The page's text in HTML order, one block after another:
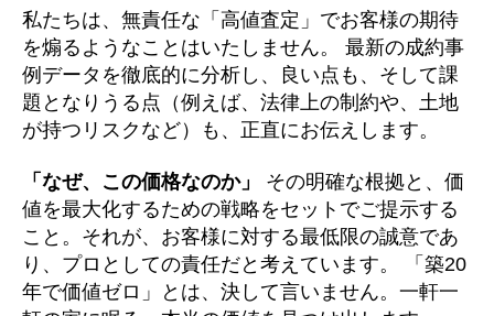
私たちは、無責任な「高値査定」でお客様の期待
を煽るようなことはいたしません。 最新の成約事
例データを徹底的に分析し、良い点も、そして課
題となりうる点（例えば、法律上の制約や、土地
が持つリスクなど）も、正直にお伝えします。
「なぜ、この価格なのか」
その明確な根拠と、価
値を最大化するための戦略をセットでご提示する
こと。それが、お客様に対する最低限の誠意であ
り、プロとしての責任だと考えています。 「築20
年で価値ゼロ」とは、決して言いません。一軒一